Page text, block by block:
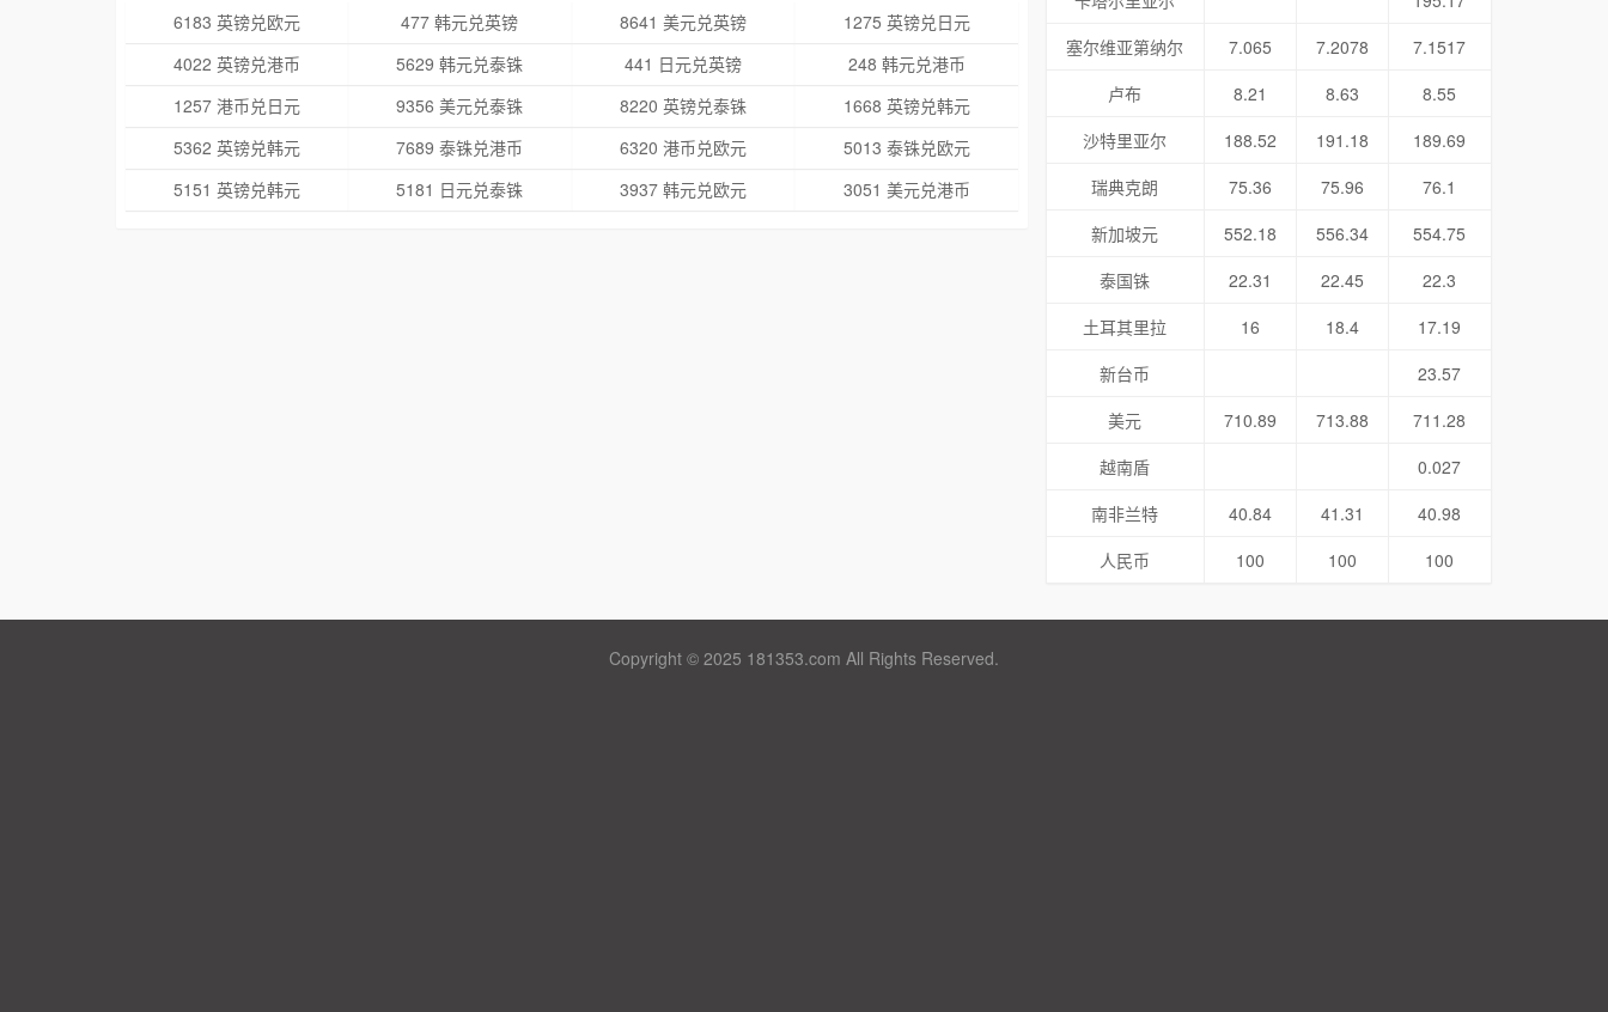
6183 英镑兑欧元 477 韩元兑英镑 8641 美元兑英镑
1275 英镑兑日元
4022 英镑兑港币
5629 韩元兑泰铢 441 日元兑英镑
248 韩元兑港币
1257 港币兑日元
9356 美元兑泰铢 8220 英镑兑泰铢
1668 英镑兑韩元
5362 英镑兑韩元
7689 泰铢兑港币 6320 港币兑欧元
5013 泰铢兑欧元
5151 英镑兑韩元
5181 日元兑泰铢 3937 韩元兑欧元 3051 美元兑港币
塞尔维亚第纳尔
7.065 7.2078
7.1517
卢布
8.21 8.63
8.55
沙特里亚尔
188.52 191.18
189.69
瑞典克朗
75.36 75.96
76.1
新加坡元
552.18 556.34
554.75
泰国铢
22.31 22.45
22.3
土耳其里拉
16 18.4
17.19
新台币
23.57
美元
710.89 713.88
711.28
越南盾
0.027
南非兰特
40.84 41.31
40.98
人民币
100 100 100
Copyright © 2025 181353.com All Rights Reserved.